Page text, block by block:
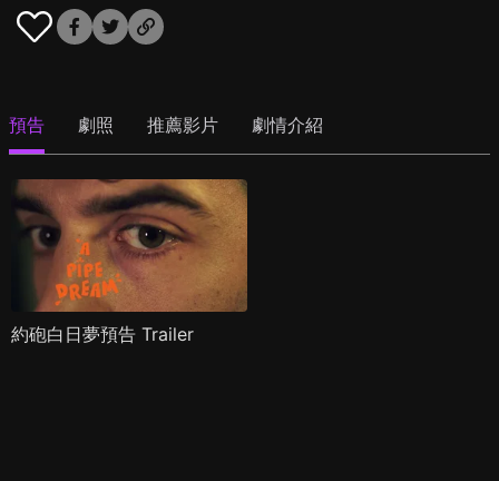
預告 劇照 推薦影片 劇情介紹
約砲白日夢預告 Trailer